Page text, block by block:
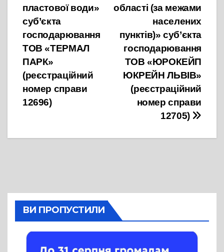
області (за межами
населених
пунктів)» суб’єкта
господарювання
ТОВ «ЮРОКЕЙП
ЮКРЕЙН ЛЬВІВ»
(реєстраційний
номер справи
12705)
пластової води»
суб’єкта
господарювання
ТОВ «ТЕРМАЛ
ПАРК»
(реєстраційний
номер справи
12696)
ВИ ПРОПУСТИЛИ